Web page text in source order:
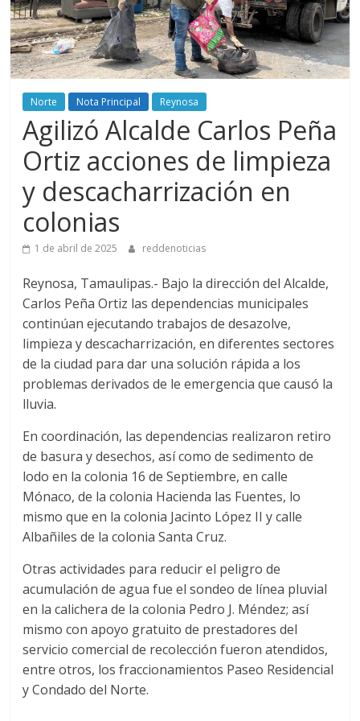
Norte Nota Principal Reynosa
Agilizó Alcalde Carlos Peña
Ortiz acciones de limpieza
y descacharrización en
colonias
1 de abril de 2025 reddenoticias
Reynosa, Tamaulipas.- Bajo la dirección del Alcalde,
Carlos Peña Ortiz las dependencias municipales
continúan ejecutando trabajos de desazolve,
limpieza y descacharrización, en diferentes sectores
de la ciudad para dar una solución rápida a los
problemas derivados de le emergencia que causó la
lluvia.
En coordinación, las dependencias realizaron retiro
de basura y desechos, así como de sedimento de
lodo en la colonia 16 de Septiembre, en calle
Mónaco, de la colonia Hacienda las Fuentes, lo
mismo que en la colonia Jacinto López II y calle
Albañiles de la colonia Santa Cruz.
Otras actividades para reducir el peligro de
acumulación de agua fue el sondeo de línea pluvial
en la calichera de la colonia Pedro J. Méndez; así
mismo con apoyo gratuito de prestadores del
servicio comercial de recolección fueron atendidos,
entre otros, los fraccionamientos Paseo Residencial
y Condado del Norte.